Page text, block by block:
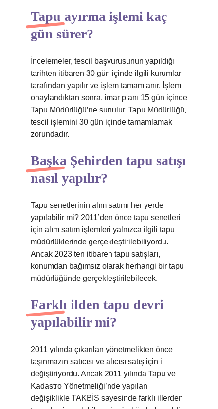
Tapu ayırma işlemi kaç
gün sürer?
İncelemeler, tescil başvurusunun yapıldığı
tarihten itibaren 30 gün içinde ilgili kurumlar
tarafından yapılır ve işlem tamamlanır. İşlem
onaylandıktan sonra, imar planı 15 gün içinde
Tapu Müdürlüğü’ne sunulur. Tapu Müdürlüğü,
tescil işlemini 30 gün içinde tamamlamak
zorundadır.
Başka Şehirden tapu satışı
nasıl yapılır?
Tapu senetlerinin alım satımı her yerde
yapılabilir mi? 2011’den önce tapu senetleri
için alım satım işlemleri yalnızca ilgili tapu
müdürlüklerinde gerçekleştirilebiliyordu.
Ancak 2023’ten itibaren tapu satışları,
konumdan bağımsız olarak herhangi bir tapu
müdürlüğünde gerçekleştirilebilecek.
Farklı ilden tapu devri
yapılabilir mi?
2011 yılında çıkarılan yönetmelikten önce
taşınmazın satıcısı ve alıcısı satış için il
değiştiriyordu. Ancak 2011 yılında Tapu ve
Kadastro Yönetmeliği’nde yapılan
değişiklikle TAKBİS sayesinde farklı illerden